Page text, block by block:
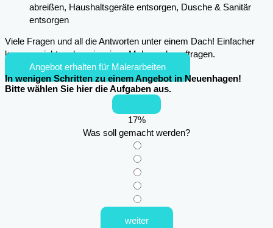
abreißen, Haushaltsgeräte entsorgen, Dusche & Sanitär
entsorgen
Viele Fragen und all die Antworten unter einem Dach! Einfacher
kann es nicht mehr sein, einen Maler zu beauftragen.
Angebot erhalten für Malerarbeiten
In wenigen Schritten zu einem Angebot in Neuenhagen!
Bitte wählen Sie hier die Aufgaben aus.
17%
Was soll gemacht werden?
weiter